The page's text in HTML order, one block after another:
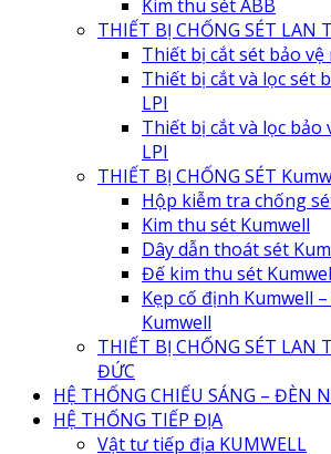
Kim thu sét ABB
THIẾT BỊ CHỐNG SÉT LAN
Thiết bị cắt sét bảo
Thiết bị cắt và lọc sét
LPI
Thiết bị cắt và lọc
LPI
THIẾT BỊ CHỐNG SÉT
Hộp kiễm tra chống
Kim thu sét Kumwell
Dây dẫn thoát sét
Đế kim thu sét
Kẹp cố định Kumwell
Kumwell
THIẾT BỊ CHỐNG SÉT LAN
ĐỨC
HỆ THỐNG CHIẾU SÁNG – ĐÈN
HỆ THỐNG TIẾP ĐỊA
Vật tư tiếp địa KUMWELL